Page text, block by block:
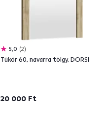
5,0 2
Tükör 60, navarra tölgy, DORSI
20 000 Ft